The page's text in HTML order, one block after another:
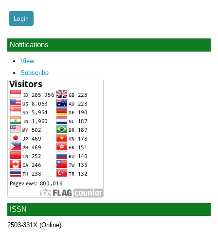
ISSN
2503-331X (Online)
Notifications
View
Subscribe